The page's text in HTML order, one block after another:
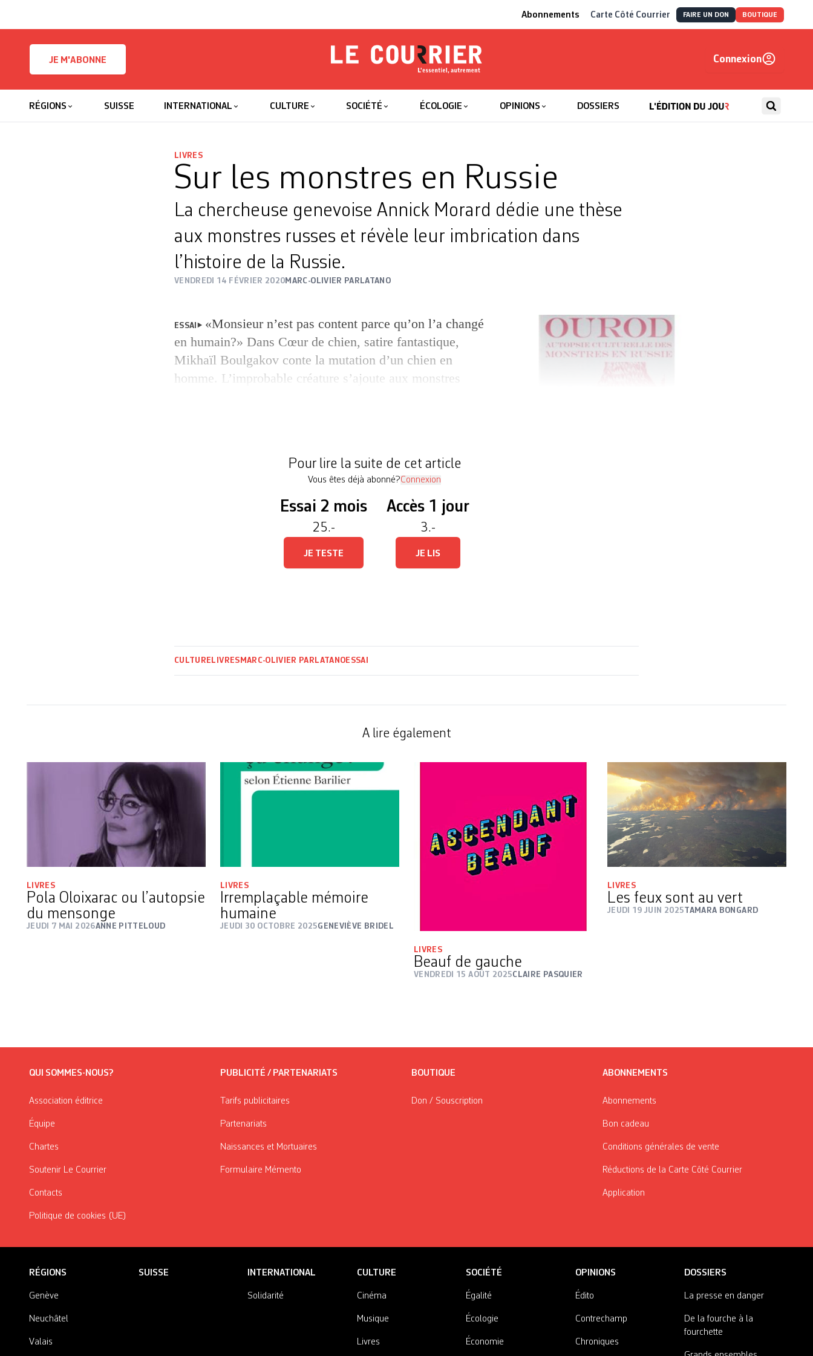
Abonnements Carte Côté Courrier FAIRE UN DON BOUTIQUE
JE M'ABONNE
Le Courrier
Connexion
RÉGIONS SUISSE INTERNATIONAL CULTURE SOCIÉTÉ ÉCOLOGIE OPINIONS DOSSIERS
LIVRES
Sur les monstres en Russie
La chercheuse genevoise Annick Morard dédie une thèse
aux monstres russes et révèle leur imbrication dans
l’histoire de la Russie.
VENDREDI 14 FÉVRIER 2020 MARC-OLIVIER PARLATANO
ESSAI
«Monsieur n’est pas content parce qu’on l’a changé
en humain?» Dans Cœur de chien, satire fantastique,
Mikhaïl Boulgakov conte la mutation d’un chien en
homme. L’improbable créature s’ajoute aux monstres
Pour lire la suite de cet article
Vous êtes déjà abonné?Connexion
Essai 2 mois
25.-
JE TESTE
Accès 1 jour
3.-
JE LIS
CULTURE LIVRES MARC-OLIVIER PARLATANO ESSAI
A lire également
LIVRES
Pola Oloixarac ou l’autopsie
du mensonge
JEUDI 7 MAI 2026ANNE PITTELOUD
LIVRES
Irremplaçable mémoire
humaine
JEUDI 30 OCTOBRE 2025GENEVIÈVE BRIDEL
LIVRES
Beauf de gauche
VENDREDI 15 AOÛT 2025CLAIRE PASQUIER
LIVRES
Les feux sont au vert
JEUDI 19 JUIN 2025TAMARA BONGARD
QUI SOMMES-NOUS?
Association éditrice
Équipe
Chartes
Soutenir Le Courrier
Contacts
Politique de cookies (UE)
PUBLICITÉ / PARTENARIATS
Tarifs publicitaires
Partenariats
Naissances et Mortuaires
Formulaire Mémento
BOUTIQUE
Don / Souscription
ABONNEMENTS
Abonnements
Bon cadeau
Conditions générales de vente
Réductions de la Carte Côté Courrier
Application
RÉGIONS
Genève
Neuchâtel
Valais
SUISSE INTERNATIONAL
Solidarité
CULTURE
Cinéma
Musique
Livres
SOCIÉTÉ
Égalité
Écologie
Économie
OPINIONS
Édito
Contrechamp
Chroniques
DOSSIERS
La presse en danger
De la fourche à la
fourchette